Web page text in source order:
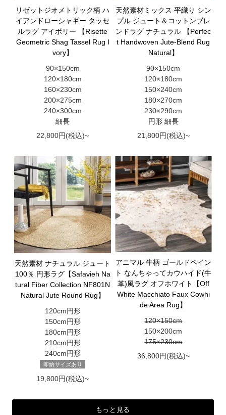
リゼットジオメトリック柄 ハ
イアンドローシャギー タッセ
ルラグ アイボリー 【Risette
Geometric Shag Tassel Rug I
vory】
90×150cm
120×180cm
160×230cm
200×275cm
240×300cm
細長
22,800円(税込)~
天然素材ミックス 平織り シン
プル ジュート＆コットンブレ
ンドラグ ナチュラル 【Perfec
t Handwoven Jute-Blend Rug
Natural】
90×150cm
120×180cm
150×240cm
180×270cm
230×290cm
円形 細長
21,800円(税込)~
天然素材 ナチュラル ジュート
100％ 円形ラグ【Safavieh Na
tural Fiber Collection NF801N
Natural Jute Round Rug】
120cm円形
150cm円形
180cm円形
210cm円形
240cm円形
即納サイズあり
19,800円(税込)~
アニマル 牛柄 ゴールドペイン
ト なんちゃってカウハイド(牛
革)風ラグ オフホワイト【Off
White Macchiato Faux Cowhi
de Area Rug】
120×150cm
150×200cm
175×230cm
36,800円(税込)~
もっと見る